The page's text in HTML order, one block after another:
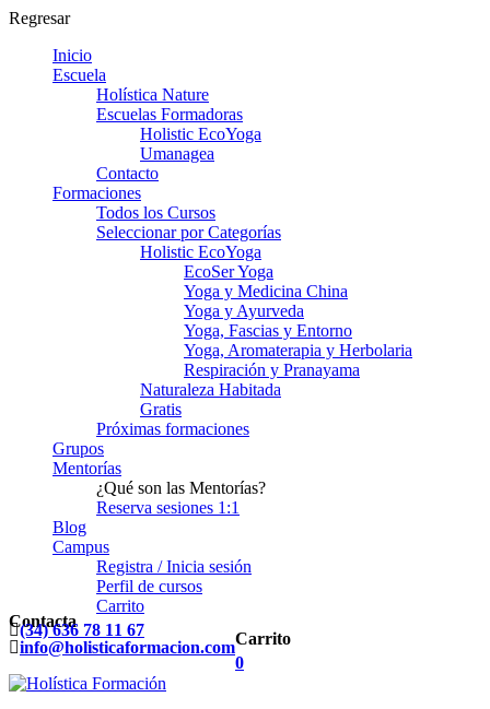
Regresar
Inicio
Escuela
Holística Nature
Escuelas Formadoras
Holistic EcoYoga
Umanagea
Contacto
Formaciones
Todos los Cursos
Seleccionar por Categorías
Holistic EcoYoga
EcoSer Yoga
Yoga y Medicina China
Yoga y Ayurveda
Yoga, Fascias y Entorno
Yoga, Aromaterapia y Herbolaria
Respiración y Pranayama
Naturaleza Habitada
Gratis
Próximas formaciones
Grupos
Mentorías
¿Qué son las Mentorías?
Reserva sesiones 1:1
Blog
Campus
Registra / Inicia sesión
Perfil de cursos
Carrito
Contacta
(34) 636 78 11 67
info@holisticaformacion.comCarrito
0